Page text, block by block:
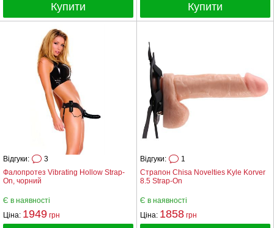
Купити Купити
Фалопротез Vibrating Hollow Strap-
On, чорний
Відгуки: 3
Є в наявності
Ціна: 1949 грн
Страпон Chisa Novelties Kyle Korver
8.5 Strap-On
Відгуки: 1
Є в наявності
Ціна: 1858 грн